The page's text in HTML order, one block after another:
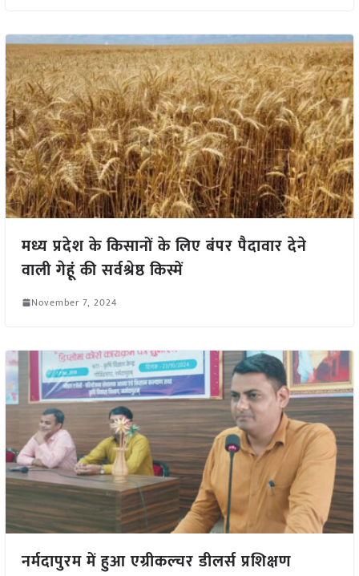
मध्य प्रदेश के किसानों के लिए बंपर पैदावार देने
वाली गेहूं की सर्वश्रेष्ठ किस्में
November 7, 2024
नर्मदापुरम में हुआ एग्रीकल्चर डीलर्स प्रशिक्षण